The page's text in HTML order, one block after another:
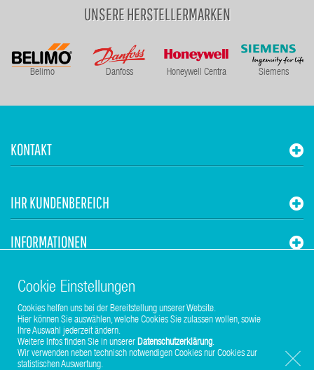
UNSERE HERSTELLERMARKEN
Belimo Danfoss Honeywell Centra Siemens
KONTAKT
IHR KUNDENBEREICH
INFORMATIONEN
STUHR HVAC
Copyright © 2017-2026 Stuhr GmbH
Cookie Einstellungen
Cookies helfen uns bei der Bereitstellung unserer Website.
Hier können Sie auswählen, welche Cookies Sie zulassen wollen, sowie
Ihre Auswahl jederzeit ändern.
Weitere Infos finden Sie in unserer Datenschutzerklärung.
Wir verwenden neben technisch notwendigen Cookies nur Cookies zur
statistischen Auswertung.